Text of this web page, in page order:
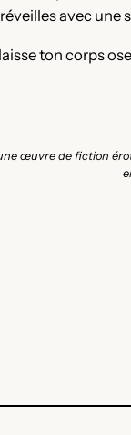
avec une
ton corps
œuvre de fiction